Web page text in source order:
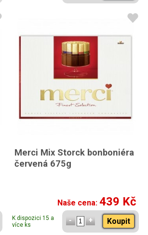
Merci Mix Storck bonboniéra
červená 675g
Naše cena: 439 Kč
K dispozici 15 a
více ks
Koupit